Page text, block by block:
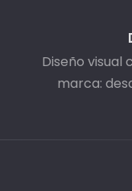
Diseño visual
marca: